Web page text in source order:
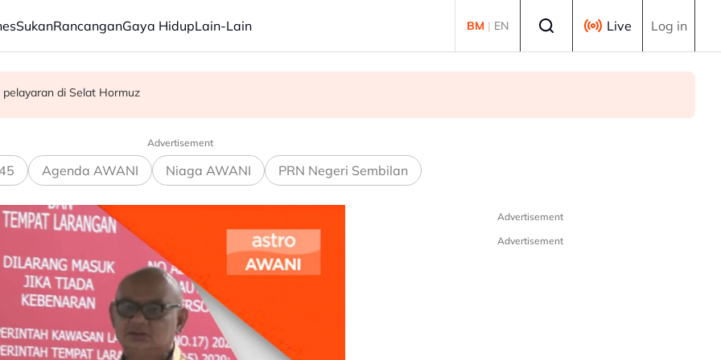
SukanRancanganGaya HidupLain-Lain BM | EN Live Log in
gempa bumi di Venezuela
di Selat Hormuz
Advertisement
Agenda AWANI Niaga AWANI PRN Negeri Sembilan
Advertisement
Advertisement